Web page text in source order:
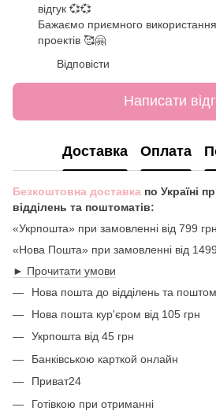
відгук 💞💞
Бажаємо приємного використання
проектів 🥰🤗
Відповісти
Написати
Доставка Оплата
Безкоштовна доставка по Україні
відділень та поштоматів:
«Укрпошта» при замовленні від 799 грн
«Нова Пошта» при замовленні від
► Прочитати умови
Нова пошта до відділень та
Нова пошта кур'єром від 105 грн
Укрпошта від 45 грн
Банківською карткой онлайн
Приват24
Готівкою при отриманні